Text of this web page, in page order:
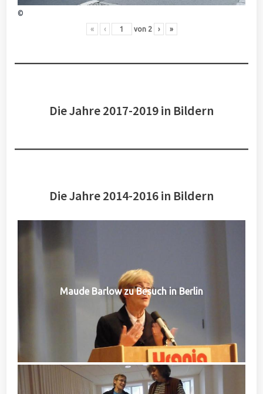
©
« ‹ von 2 › »
Die Jahre 2017-2019 in Bildern
Die Jahre 2014-2016 in Bildern
Maude Barlow zu Besuch in Berlin